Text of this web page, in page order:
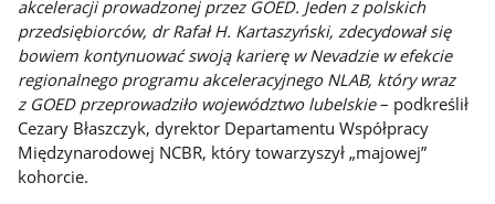
akceleracji prowadzonej przez GOED. Jeden z polskich
przedsiębiorców, dr Rafał H. Kartaszyński, zdecydował się
bowiem kontynuować swoją karierę w Nevadzie w efekcie
regionalnego programu akceleracyjnego NLAB, który wraz
z GOED przeprowadziło województwo lubelskie– podkreślił
Cezary Błaszczyk, dyrektor Departamentu Współpracy
Międzynarodowej NCBR, który towarzyszył „majowej”
kohorcie.